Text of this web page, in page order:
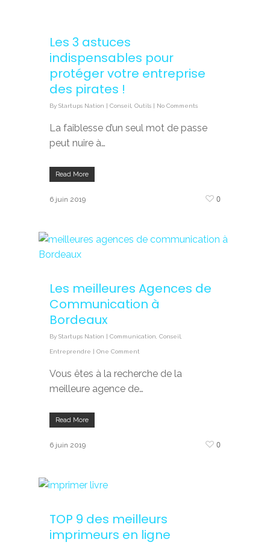
Les 3 astuces
indispensables pour
protéger votre entreprise
des pirates !
By Startups Nation | Conseil Outils | No Comments
La faiblesse d’un seul mot de passe
peut nuire à…
Read More
6 juin 2019 0
Les meilleures Agences de
Communication à
Bordeaux
By Startups Nation | Communication Conseil
Entreprendre | One Comment
Vous êtes à la recherche de la
meilleure agence de…
Read More
6 juin 2019 0
TOP 9 des meilleurs
imprimeurs en ligne